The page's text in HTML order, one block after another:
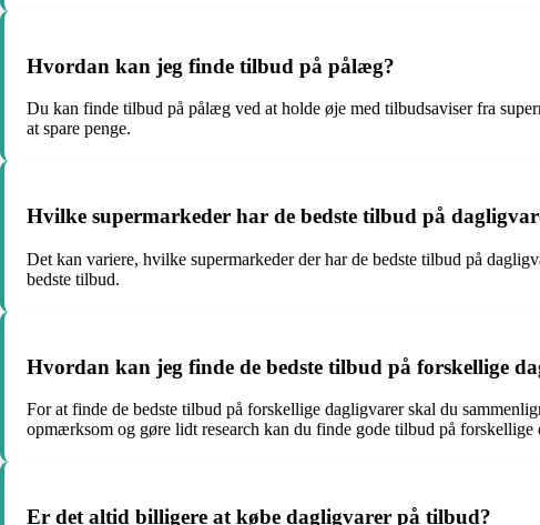
Hvordan kan jeg finde tilbud på pålæg?
Du kan finde tilbud på pålæg ved at holde øje med tilbudsaviser fra
at spare penge.
Hvilke supermarkeder har de bedste tilbud på
Det kan variere, hvilke supermarkeder der har de bedste tilbud på
bedste tilbud.
Hvordan kan jeg finde de bedste tilbud på forskellige
For at finde de bedste tilbud på forskellige dagligvarer skal du
opmærksom og gøre lidt research kan du finde gode tilbud på forskellige
Er det altid billigere at købe dagligvarer på tilbud?